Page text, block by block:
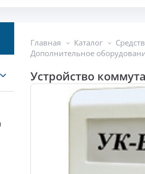
Главная Каталог
Дополнительное
Устройство